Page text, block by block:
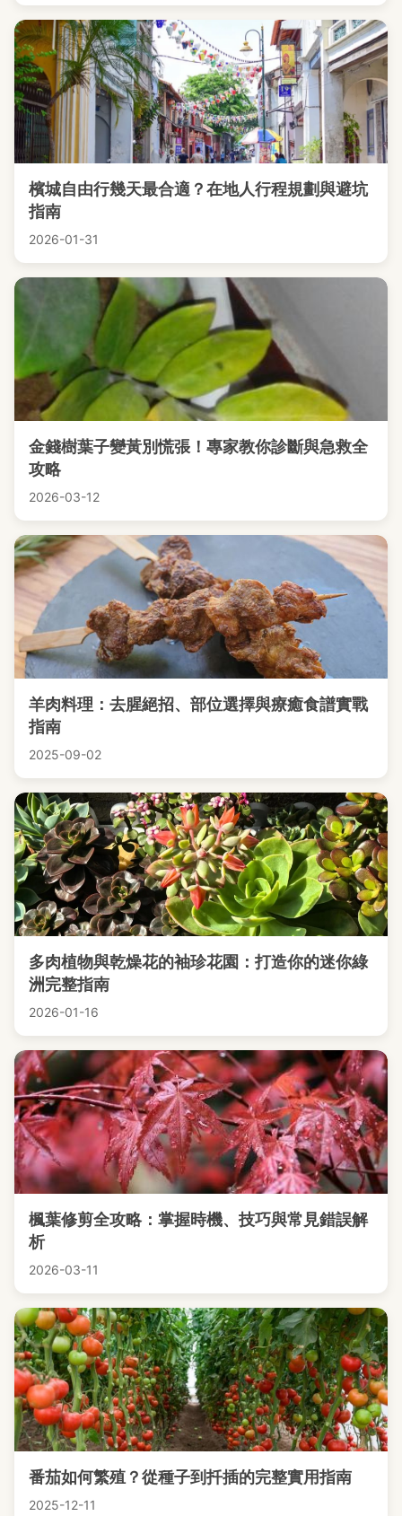
檳城自由行幾天最合適？在地人行程規劃與避坑
指南
2026-01-31
金錢樹葉子變黃別慌張！專家教你診斷與急救全
攻略
2026-03-12
羊肉料理：去腥絕招、部位選擇與療癒食譜實戰
指南
2025-09-02
多肉植物與乾燥花的袖珍花園：打造你的迷你綠
洲完整指南
2026-01-16
楓葉修剪全攻略：掌握時機、技巧與常見錯誤解
析
2026-03-11
番茄如何繁殖？從種子到扦插的完整實用指南
2025-12-11